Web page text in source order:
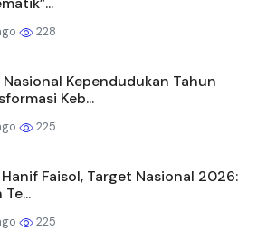
228
Kependudukan Tahun
Keb...
225
Faisol, Target Nasional 2026:
225